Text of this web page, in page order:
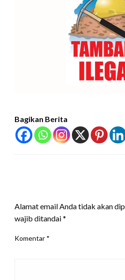
Bagikan Berita
Alamat email Anda tidak akan
wajib ditandai*
Komentar *